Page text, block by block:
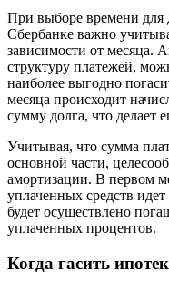
При выборе времени для
Сбербанке важно
зависимости от месяца.
структуру платежей,
наиболее выгодно
месяца происходит
сумму долга, что делает
Учитывая, что сумма
основной части,
амортизации. В первом
уплаченных средств
будет осуществлено
уплаченных процентов.
Когда гасить